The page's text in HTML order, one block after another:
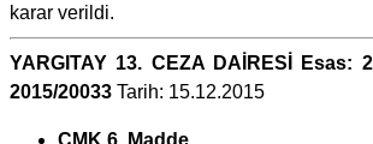
karar verildi.
YARGITAY 13. CEZA DAİRESİ Esas:
2015/20033 Tarih: 15.12.2015